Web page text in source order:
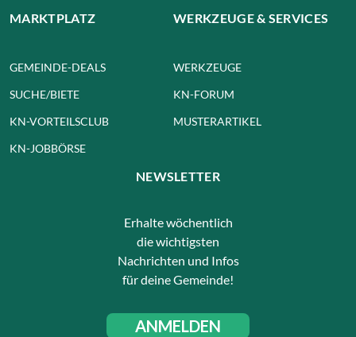
MARKTPLATZ
GEMEINDE-DEALS
SUCHE/BIETE
KN-VORTEILSCLUB
KN-JOBBÖRSE
WERKZEUGE & SERVICES
WERKZEUGE
KN-FORUM
MUSTERARTIKEL
NEWSLETTER
Erhalte wöchentlich
die wichtigsten
Nachrichten und Infos
für deine Gemeinde!
ANMELDEN